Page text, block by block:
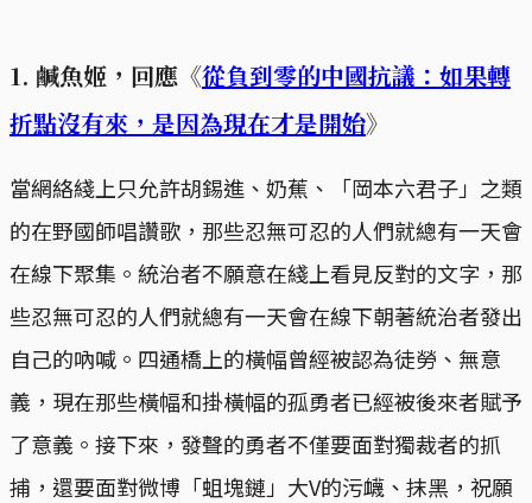
1. 鹹魚姬，回應《從負到零的中國抗議：如果轉
折點沒有來，是因為現在才是開始》
當網絡綫上只允許胡錫進、奶蕉、「岡本六君子」之類
的在野國師唱讚歌，那些忍無可忍的人們就總有一天會
在線下聚集。統治者不願意在綫上看見反對的文字，那
些忍無可忍的人們就總有一天會在線下朝著統治者發出
自己的吶喊。四通橋上的橫幅曾經被認為徒勞、無意
義，現在那些橫幅和掛橫幅的孤勇者已經被後來者賦予
了意義。接下來，發聲的勇者不僅要面對獨裁者的抓
捕，還要面對微博「蛆塊鏈」大V的污衊、抹黑，祝願